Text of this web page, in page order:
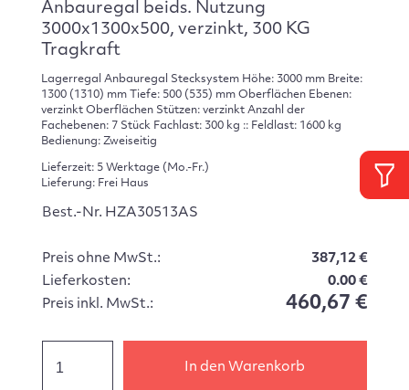
Anbauregal beids. Nutzung
3000x1300x500, verzinkt, 300 KG
Tragkraft
Lagerregal Anbauregal Stecksystem Höhe: 3000 mm Breite:
1300 (1310) mm Tiefe: 500 (535) mm Oberflächen Ebenen:
verzinkt Oberflächen Stützen: verzinkt Anzahl der
Fachebenen: 7 Stück Fachlast: 300 kg :: Feldlast: 1600 kg
Bedienung: Zweiseitig
Lieferzeit: 5 Werktage (Mo.-Fr.)
Lieferung: Frei Haus
Best.-Nr. HZA30513AS
Preis ohne MwSt.:
387,12 €
Lieferkosten:
0.00 €
Preis inkl. MwSt.:
460,67 €
In den Warenkorb